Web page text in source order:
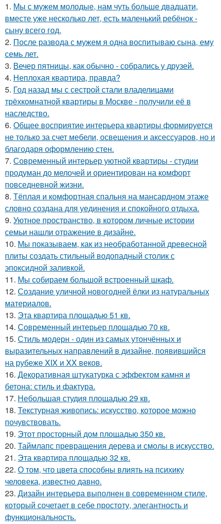
1. Мы с мужем молодые, нам чуть больше двадцати,
вместе уже несколько лет, есть маленький ребёнок -
сыну всего год.
2. После развода с мужем я одна воспитываю сына, ему
семь лет.
3. Вечер пятницы, как обычно - собрались у друзей.
4. Неплохая квартира, правда?
5. Год назад мы с сестрой стали владелицами
трёхкомнатной квартиры в Москве - получили её в
наследство.
6. Общее восприятие интерьера квартиры формируется
не только за счет мебели, освещения и аксессуаров, но и
благодаря оформлению стен.
7. Современный интерьер уютной квартиры - студии
продуман до мелочей и ориентирован на комфорт
повседневной жизни.
8. Тёплая и комфортная спальня на мансардном этаже
словно создана для уединения и спокойного отдыха.
9. Уютное пространство, в котором личные истории
семьи нашли отражение в дизайне.
10. Мы показываем, как из необработанной древесной
плиты создать стильный водопадный столик с
эпоксидной заливкой.
11. Мы собираем большой встроенный шкаф.
12. Создание уличной новогодней ёлки из натуральных
материалов.
13. Эта квартира площадью 51 кв.
14. Современный интерьер площадью 70 кв.
15. Стиль модерн - один из самых утончённых и
выразительных направлений в дизайне, появившийся
на рубеже XIX и XX веков.
16. Декоративная штукатурка с эффектом камня и
бетона: стиль и фактура.
17. Небольшая студия площадью 29 кв.
18. Текстурная живопись: искусство, которое можно
почувствовать.
19. Этот просторный дом площадью 350 кв.
20. Таймлапс превращения дерева и смолы в искусство.
21. Эта квартира площадью 32 кв.
22. О том, что цвета способны влиять на психику
человека, известно давно.
23. Дизайн интерьера выполнен в современном стиле,
который сочетает в себе простоту, элегантность и
функциональность.